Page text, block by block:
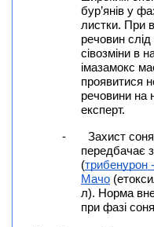
бур’янів у
листки. При
речовин
сівозміни в
імазамокс
проявитися
речовини на
експерт.
-
Захист
передбачає
(трибенурон
Мачо
л). Норма
при фазі